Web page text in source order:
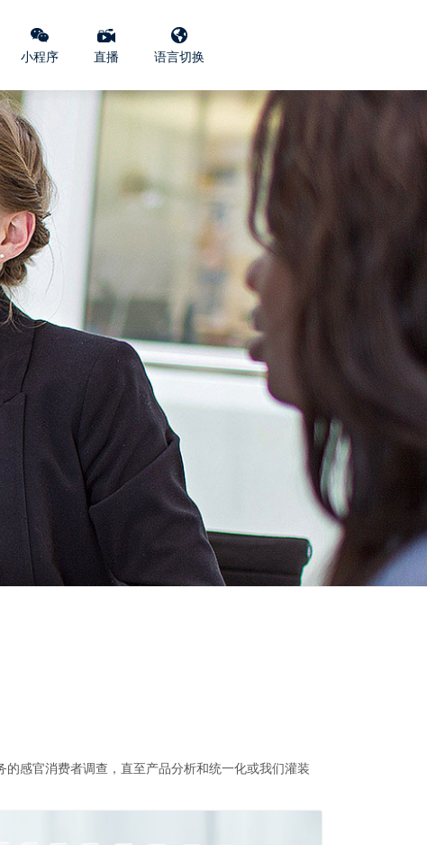
小程序 直播 语言切换
感官消费者调查，直至产品分析和统一化或我们灌装